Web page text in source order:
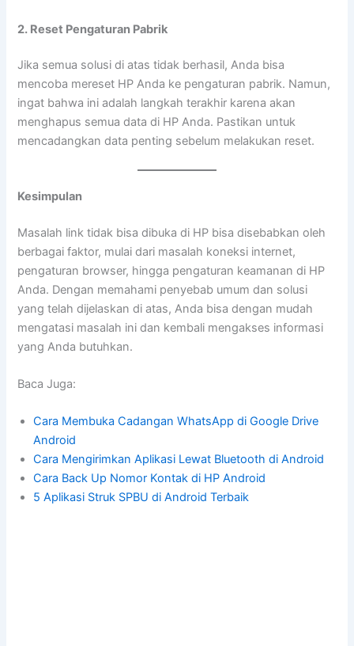
2. Reset Pengaturan Pabrik
Jika semua solusi di atas tidak berhasil, Anda bisa
mencoba mereset HP Anda ke pengaturan pabrik. Namun,
ingat bahwa ini adalah langkah terakhir karena akan
menghapus semua data di HP Anda. Pastikan untuk
mencadangkan data penting sebelum melakukan reset.
Kesimpulan
Masalah link tidak bisa dibuka di HP bisa disebabkan oleh
berbagai faktor, mulai dari masalah koneksi internet,
pengaturan browser, hingga pengaturan keamanan di HP
Anda. Dengan memahami penyebab umum dan solusi
yang telah dijelaskan di atas, Anda bisa dengan mudah
mengatasi masalah ini dan kembali mengakses informasi
yang Anda butuhkan.
Baca Juga:
Cara Membuka Cadangan WhatsApp di Google Drive
Android
Cara Mengirimkan Aplikasi Lewat Bluetooth di Android
Cara Back Up Nomor Kontak di HP Android
5 Aplikasi Struk SPBU di Android Terbaik